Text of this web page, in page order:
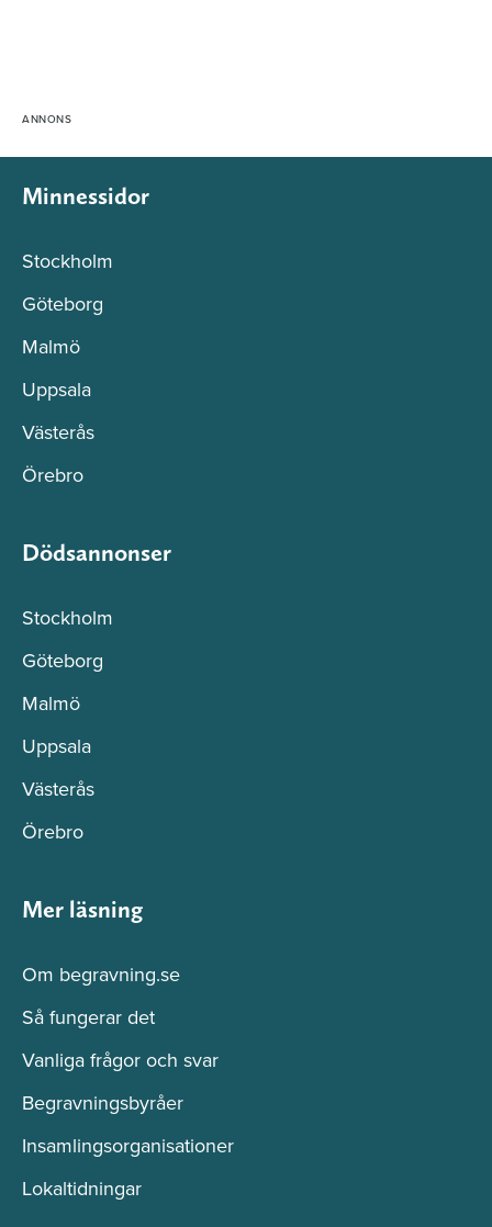
Minnessidor
Stockholm
Göteborg
Malmö
Uppsala
Västerås
Örebro
Dödsannonser
Stockholm
Göteborg
Malmö
Uppsala
Västerås
Örebro
Mer läsning
Om begravning.se
Så fungerar det
Vanliga frågor och svar
Begravningsbyråer
Insamlingsorganisationer
Lokaltidningar